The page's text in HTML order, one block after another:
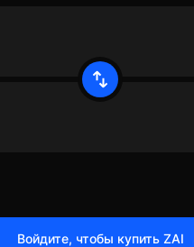
Войдите, чтобы купить ZAI